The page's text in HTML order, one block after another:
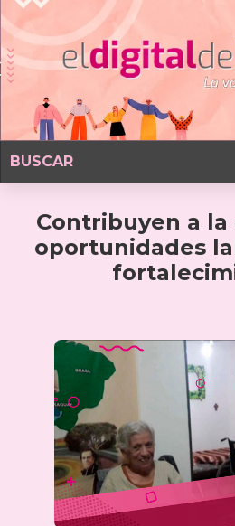
Contribuyen a la
oportunidades